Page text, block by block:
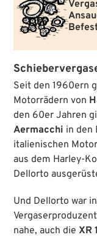
Seit den 1960ern
Motorrädern von
den 60er Jahren
Aermacchi in den
italienischen
aus dem Harley-
Dellorto
Und Dellorto war
nahe, auch die XR